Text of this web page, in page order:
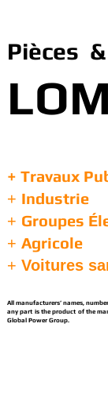
Pièces
+ Travaux
+ Industrie
+ Groupes
+ Agricole
+ Voitures
All manufacturers’ names,
any part is the product of the
Global Power Group.